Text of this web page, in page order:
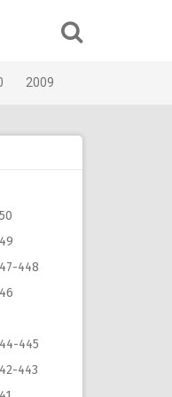
2009
448
445
443